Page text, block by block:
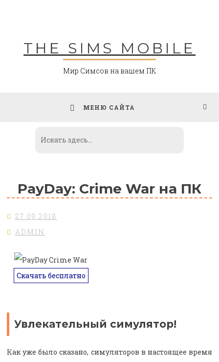
THE SIMS MOBILE
Мир Симсов на вашем ПК
МЕНЮ САЙТА
PayDay: Crime War на ПК
27.09.2018
ADMIN
Скачать бесплатно
Увлекательный симулятор!
Как уже было сказано, симуляторов в настоящее время